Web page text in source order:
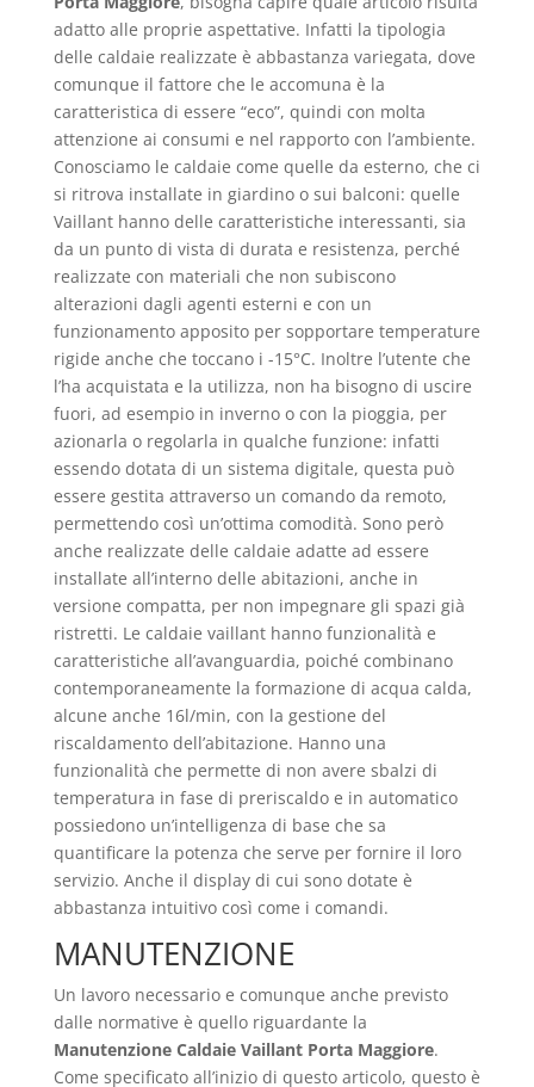
adatto alle proprie aspettative. Infatti la tipologia
delle caldaie realizzate è abbastanza variegata, dove
comunque il fattore che le accomuna è la
caratteristica di essere “eco”, quindi con molta
attenzione ai consumi e nel rapporto con l’ambiente.
Conosciamo le caldaie come quelle da esterno, che ci
si ritrova installate in giardino o sui balconi: quelle
Vaillant hanno delle caratteristiche interessanti, sia
da un punto di vista di durata e resistenza, perché
realizzate con materiali che non subiscono
alterazioni dagli agenti esterni e con un
funzionamento apposito per sopportare temperature
rigide anche che toccano i -15°C. Inoltre l’utente che
l’ha acquistata e la utilizza, non ha bisogno di uscire
fuori, ad esempio in inverno o con la pioggia, per
azionarla o regolarla in qualche funzione: infatti
essendo dotata di un sistema digitale, questa può
essere gestita attraverso un comando da remoto,
permettendo così un’ottima comodità. Sono però
anche realizzate delle caldaie adatte ad essere
installate all’interno delle abitazioni, anche in
versione compatta, per non impegnare gli spazi già
ristretti. Le caldaie vaillant hanno funzionalità e
caratteristiche all’avanguardia, poiché combinano
contemporaneamente la formazione di acqua calda,
alcune anche 16l/min, con la gestione del
riscaldamento dell’abitazione. Hanno una
funzionalità che permette di non avere sbalzi di
temperatura in fase di preriscaldo e in automatico
possiedono un’intelligenza di base che sa
quantificare la potenza che serve per fornire il loro
servizio. Anche il display di cui sono dotate è
abbastanza intuitivo così come i comandi.
MANUTENZIONE
Un lavoro necessario e comunque anche previsto
dalle normative è quello riguardante la
Manutenzione Caldaie Vaillant Porta Maggiore.
Come specificato all’inizio di questo articolo, questo è